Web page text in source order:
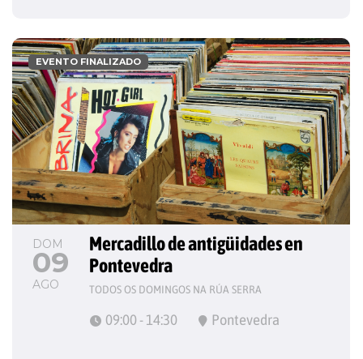
DOM
09
AGO
Mercadillo de antigüidades en
Pontevedra
TODOS OS DOMINGOS NA RÚA SERRA
09:00 - 14:30 Pontevedra
EVENTO FINALIZADO